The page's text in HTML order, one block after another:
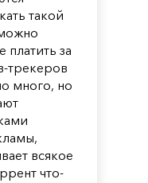
такой
платить за
трекеров
много, но
всякое
что-